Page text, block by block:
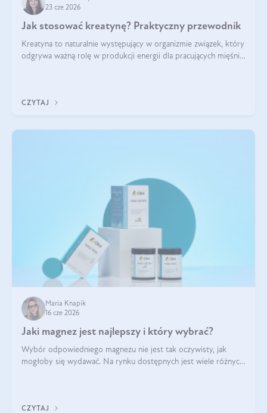
23 cze 2026
Jak stosować kreatynę? Praktyczny przewodnik
Kreatyna to naturalnie występujący w organizmie związek, który
odgrywa ważną rolę w produkcji energii dla pracujących mięśni.
CZYTAJ
Maria Knapik
16 cze 2026
Jaki magnez jest najlepszy i który wybrać?
Wybór odpowiedniego magnezu nie jest tak oczywisty, jak
mogłoby się wydawać. Na rynku dostępnych jest wiele różnych
CZYTAJ